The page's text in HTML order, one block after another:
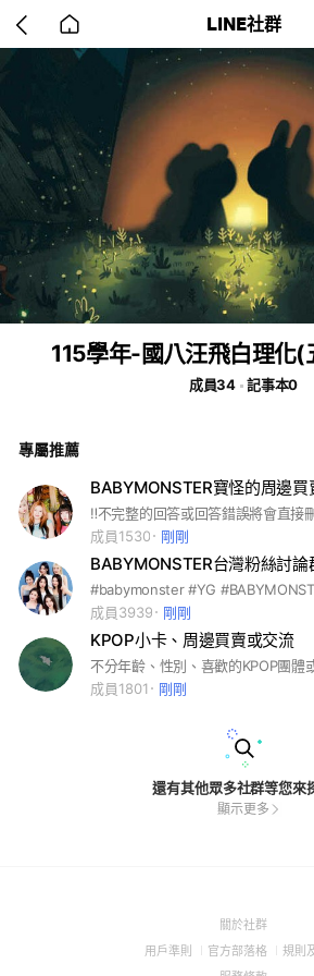
back
to
LINE社群
115學年-國八汪飛白理化
成員34 記事本0
專屬推薦
成員1530
剛剛
BABYMONSTER台灣粉絲討論
成員3939
剛剛
KPOP小卡、周邊買賣或交流
成員1801
剛剛
還有其他眾多社群等您來
顯示更多
關於社群(Open
用戶準則
(Open
官方部落格
(Open
規則